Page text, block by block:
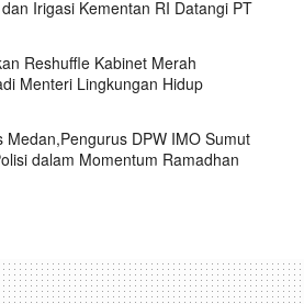
Irigasi Kementan RI Datangi PT
Reshuffle Kabinet Merah
Menteri Lingkungan Hidup
DPW IMO Sumut
dalam Momentum Ramadhan